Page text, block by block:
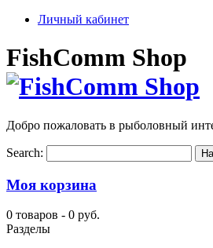
Личный кабинет
FishComm Shop
Добро пожаловать в рыболовный
Search:
Моя корзина
0 товаров - 0 руб.
Разделы